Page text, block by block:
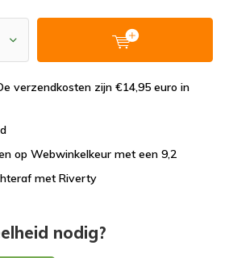
verzendkosten zijn €14,95 euro in
op Webwinkelkeur met een 9,2
met Riverty
nodig?